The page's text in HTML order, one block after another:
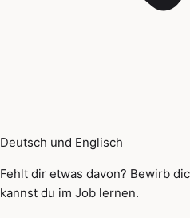
Deutsch und Englisch
Fehlt dir etwas davon? Bewirb
kannst du im Job lernen.